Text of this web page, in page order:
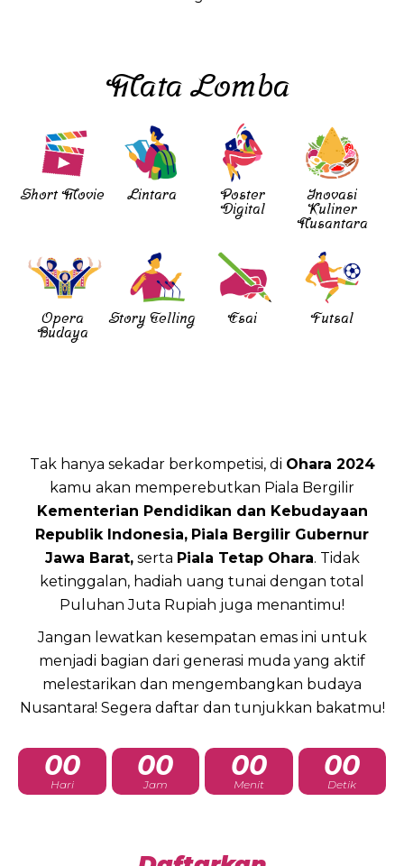
Mata Lomba
Short Movie Lintara
Poster
Digital
Inovasi
Kuliner
Nusantara
Opera
Budaya
Story Telling Esai Futsal
Tak hanya sekadar berkompetisi, di Ohara 2024
kamu akan memperebutkan Piala Bergilir
Kementerian Pendidikan dan Kebudayaan
Republik Indonesia, Piala Bergilir Gubernur
Jawa Barat,serta Piala Tetap Ohara. Tidak
ketinggalan, hadiah uang tunai dengan total
Puluhan Juta Rupiah juga menantimu!
Jangan lewatkan kesempatan emas ini untuk
menjadi bagian dari generasi muda yang aktif
melestarikan dan mengembangkan budaya
Nusantara! Segera daftar dan tunjukkan bakatmu!
00
Hari
00
Jam
00
Menit
00
Detik